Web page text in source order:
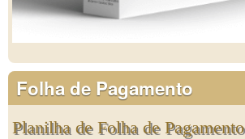
Folha de Pagamento
Planilha de Folha de Pagamento